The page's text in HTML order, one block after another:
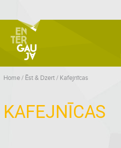
Home/ Ēst & Dzert/ Kafejnīcas
KAFEJNĪCAS